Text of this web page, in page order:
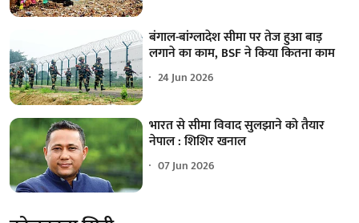
बंगाल-बांग्लादेश सीमा पर तेज हुआ बाड़
लगाने का काम, BSF ने किया कितना काम
24 Jun 2026
भारत से सीमा विवाद सुलझाने को तैयार
नेपाल : शिशिर खनाल
07 Jun 2026